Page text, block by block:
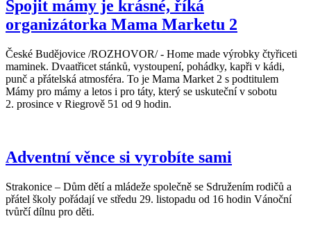
Spojit mámy je krásné, říká
organizátorka Mama Marketu 2
České Budějovice /ROZHOVOR/ - Home made výrobky čtyřiceti
maminek. Dvaatřicet stánků, vystoupení, pohádky, kapři v kádi,
punč a přátelská atmosféra. To je Mama Market 2 s podtitulem
Mámy pro mámy a letos i pro táty, který se uskuteční v sobotu
2. prosince v Riegrově 51 od 9 hodin.
Adventní věnce si vyrobíte sami
Strakonice – Dům dětí a mládeže společně se Sdružením rodičů a
přátel školy pořádají ve středu 29. listopadu od 16 hodin Vánoční
tvůrčí dílnu pro děti.